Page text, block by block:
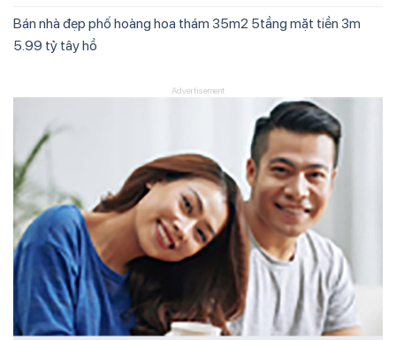
Bán nhà đẹp phố hoàng hoa thám 35m2 5tầng mặt tiền 3m
5.99 tỷ tây hồ
Advertisement